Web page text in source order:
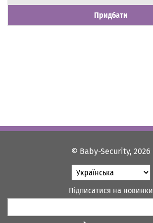
Придбати
© Baby-Security, 2026
Підписатися на новинки